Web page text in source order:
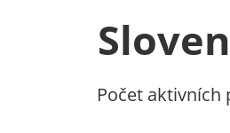
Počet aktivních